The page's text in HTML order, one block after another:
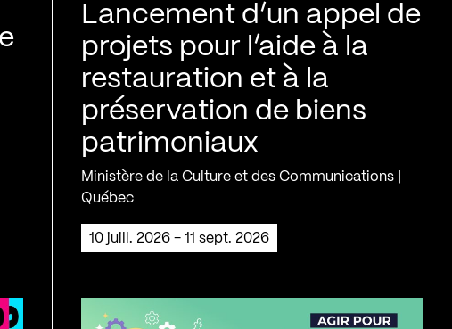
Lancement d’un appel de
projets pour l’aide à la
restauration et à la
préservation de biens
patrimoniaux
Ministère de la Culture et des Communications |
Québec
10 juill. 2026 - 11 sept. 2026